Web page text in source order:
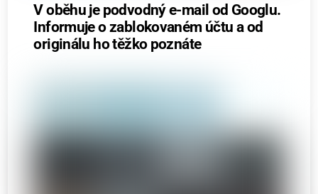
V oběhu je podvodný e-mail od Googlu.
Informuje o zablokovaném účtu a od
originálu ho těžko poznáte